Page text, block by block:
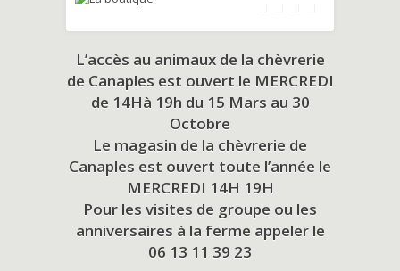
L’accès au animaux de la chèvrerie
de Canaples est ouvert le MERCREDI
de 14Hà 19h du 15 Mars au 30
Octobre
Le magasin de la chèvrerie de
Canaples est ouvert toute l’année le
MERCREDI 14H 19H
Pour les visites de groupe ou les
anniversaires à la ferme appeler le
06 13 11 39 23